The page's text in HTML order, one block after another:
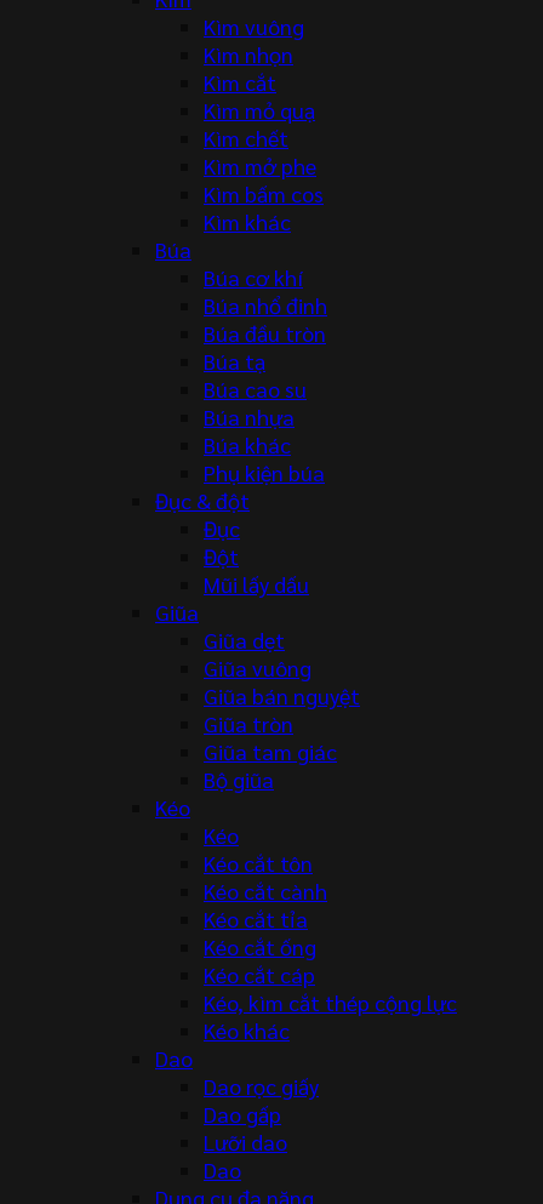
Kìm vuông
Kìm nhọn
Kìm cắt
Kìm mỏ quạ
Kìm chết
Kìm mở phe
Kìm bấm cos
Kìm khác
Búa
Búa cơ khí
Búa nhổ đinh
Búa đầu tròn
Búa tạ
Búa cao su
Búa nhựa
Búa khác
Phụ kiện búa
Đục & đột
Đục
Đột
Mũi lấy dấu
Giũa
Giũa dẹt
Giũa vuông
Giũa bán nguyệt
Giũa tròn
Giũa tam giác
Bộ giũa
Kéo
Kéo
Kéo cắt tôn
Kéo cắt cành
Kéo cắt tỉa
Kéo cắt ống
Kéo cắt cáp
Kéo, kìm cắt thép cộng lực
Kéo khác
Dao
Dao rọc giấy
Dao gấp
Lưỡi dao
Dao
Dụng cụ đa năng